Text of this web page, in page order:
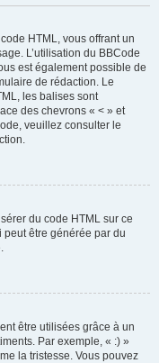
HTML, vous offrant un
L’utilisation du BBCode
est également possible de
de rédaction. Le
les balises sont
des chevrons « < » et
veuillez consulter le
du code HTML sur ce
être générée par du
être utilisées grâce à un
Par exemple, « :) »
la tristesse. Vous pouvez